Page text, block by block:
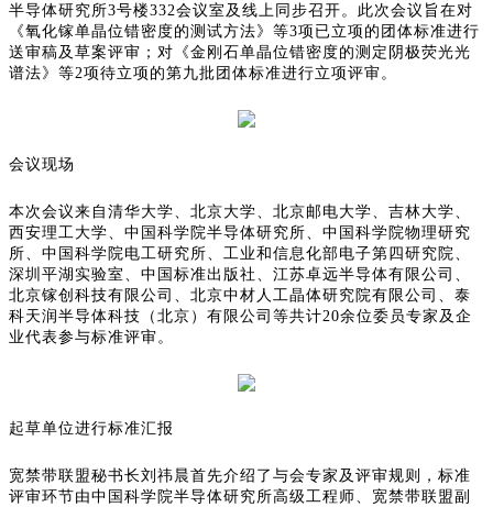
半导体研究所3号楼332会议室及线上同步召开。此次会议旨在对
《氧化镓单晶位错密度的测试方法》等3项已立项的团体标准进行
送审稿及草案评审；对《金刚石单晶位错密度的测定阴极荧光光
谱法》等2项待立项的第九批团体标准进行立项评审。
会议现场
本次会议来自清华大学、北京大学、北京邮电大学、吉林大学、
西安理工大学、中国科学院半导体研究所、中国科学院物理研究
所、中国科学院电工研究所、工业和信息化部电子第四研究院、
深圳平湖实验室、中国标准出版社、江苏卓远半导体有限公司、
北京镓创科技有限公司、北京中材人工晶体研究院有限公司、泰
科天润半导体科技（北京）有限公司等共计20余位委员专家及企
业代表参与标准评审。
起草单位进行标准汇报
宽禁带联盟秘书长刘祎晨首先介绍了与会专家及评审规则，标准
评审环节由中国科学院半导体研究所高级工程师、宽禁带联盟副